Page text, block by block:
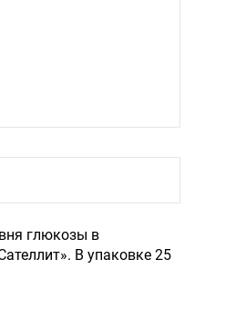
глюкозы в
В упаковке 25